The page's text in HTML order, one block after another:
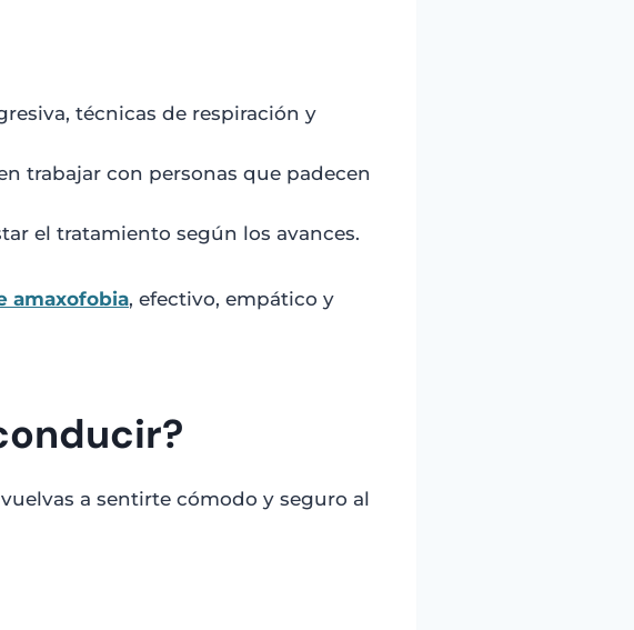
técnicas de respiración y
trabajar con personas que padecen
el tratamiento según los avances.
amaxofobia, efectivo, empático y
a sentirte cómodo y seguro al